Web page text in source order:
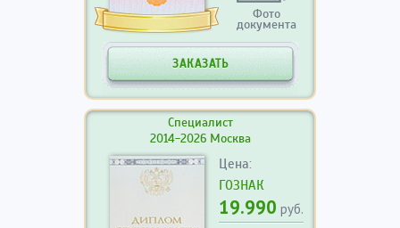
Фото
документа
ЗАКАЗАТЬ
Специалист
2014-2026 Москва
Цена:
ГОЗНАК
19.990 руб.